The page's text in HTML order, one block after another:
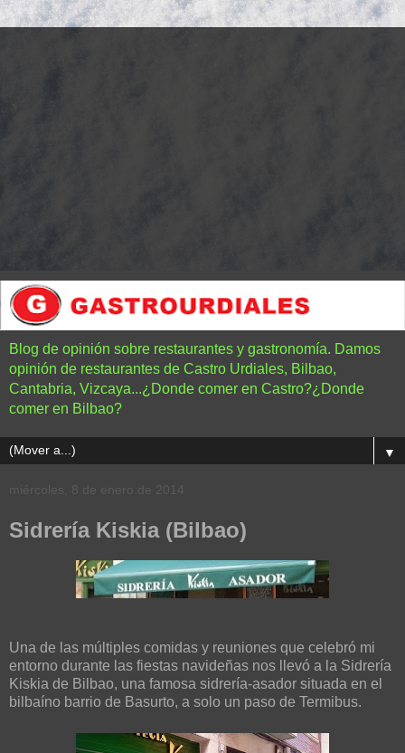
Blog de opinión sobre restaurantes y gastronomía. Damos
opinión de restaurantes de Castro Urdiales, Bilbao,
Cantabria, Vizcaya...¿Donde comer en Castro?¿Donde
comer en Bilbao?
▼
miércoles, 8 de enero de 2014
Sidrería Kiskia (Bilbao)
Una de las múltiples comidas y reuniones que celebró mi
entorno durante las fiestas navideñas nos llevó a la Sidrería
Kiskia de Bilbao, una famosa sidrería-asador situada en el
bilbaíno barrio de Basurto, a solo un paso de Termibus.